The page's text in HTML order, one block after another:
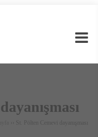
›› St. Pölten Cemevi dayanışması